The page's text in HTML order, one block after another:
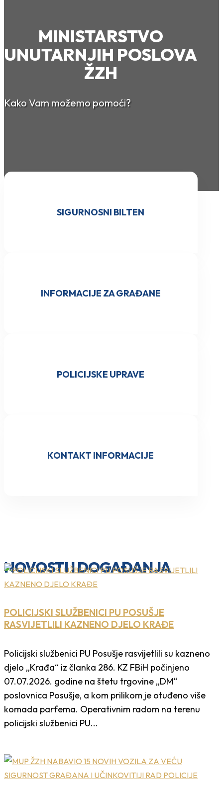
MINISTARSTVO
UNUTARNJIH POSLOVA
ŽZH
Kako Vam možemo pomoći?
SIGURNOSNI BILTEN
INFORMACIJE ZA GRAĐANE
POLICIJSKE UPRAVE
KONTAKT INFORMACIJE
NOVOSTI I DOGAĐANJA
POLICIJSKI SLUŽBENICI PU POSUŠJE
RASVIJETLILI KAZNENO DJELO KRAĐE
Policijski službenici PU Posušje rasvijetlili su kazneno
djelo „Krađa“ iz članka 286. KZ FBiH počinjeno
07.07.2026. godine na štetu trgovine „DM“
poslovnica Posušje, a kom prilikom je otuđeno više
komada parfema. Operativnim radom na terenu
policijski službenici PU...